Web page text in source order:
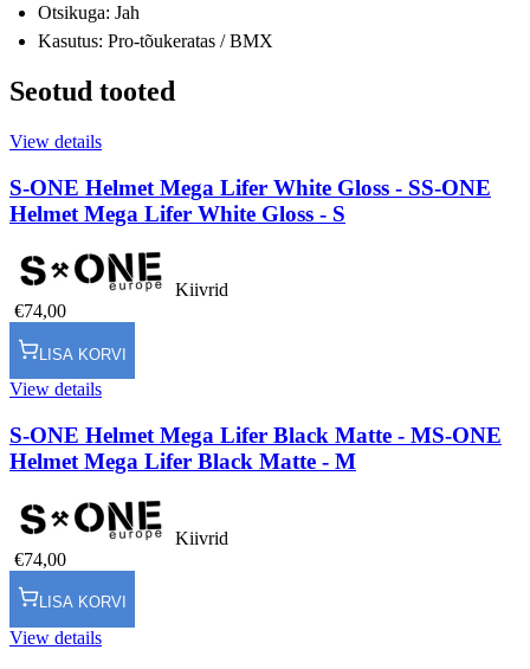
Otsikuga: Jah
Kasutus: Pro-tõukeratas / BMX
Seotud tooted
View details
S-ONE Helmet Mega Lifer White Gloss - SS-ONE
Helmet Mega Lifer White Gloss - S
Kiivrid
€74,00
LISA KORVI
View details
S-ONE Helmet Mega Lifer Black Matte - MS-ONE
Helmet Mega Lifer Black Matte - M
Kiivrid
€74,00
LISA KORVI
View details